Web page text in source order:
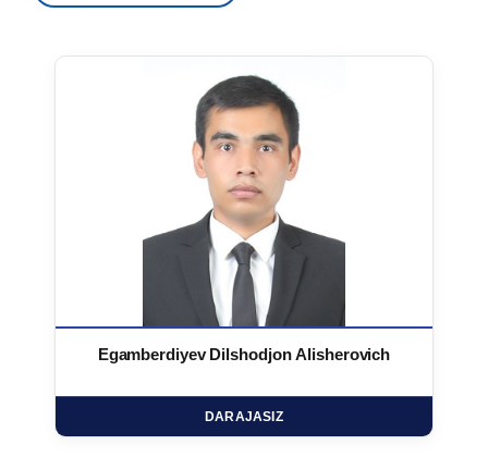
Egamberdiyev Dilshodjon Alisherovich
DARAJASIZ